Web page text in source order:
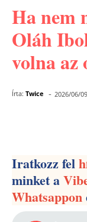
Ha nem
Oláh
volna az
Írta: Twice - 2026/06/09
Iratkozz fel
minket a
Whatsappon